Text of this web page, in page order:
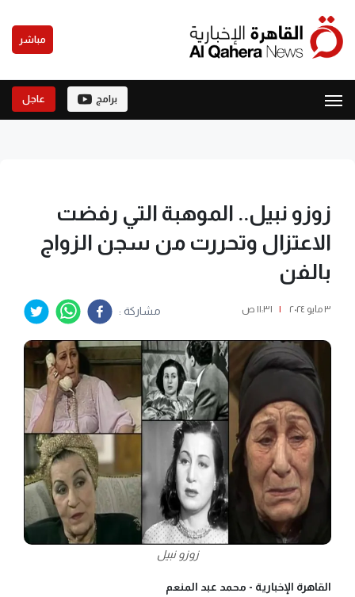
مباشر
برامج عاجل
زوزو نبيل.. الموهبة التي رفضت
الاعتزال وتحررت من سجن الزواج
بالفن
٣ مايو ٢٠٢٤ | ١١:٣١ ص مشاركة :
زوزو نبيل
القاهرة الإخبارية - محمد عبد المنعم